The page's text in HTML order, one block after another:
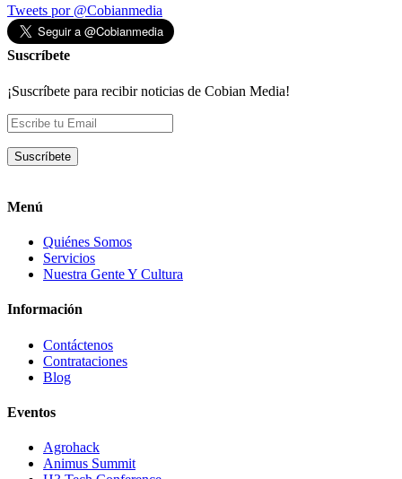
Tweets por @Cobianmedia
Suscríbete
¡Suscríbete para recibir noticias de Cobian Media!
Menú
Quiénes Somos
Servicios
Nuestra Gente Y Cultura
Información
Contáctenos
Contrataciones
Blog
Eventos
Agrohack
Animus Summit